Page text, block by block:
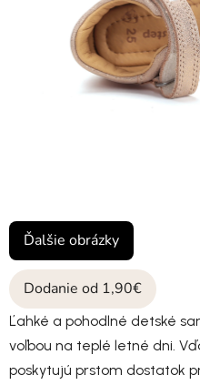
Dodanie od 1,90€
Ľahké a pohodlné detské
voľbou na teplé letné dni.
poskytujú prstom dostatok
Ďalšie obrázky